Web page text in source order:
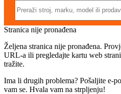
Stranica nije pronađena
Željena stranica nije pronađena.
URL-a ili pregledajte kartu web
tražite.
Ima li drugih problema? Pošaljite e-
vam se. Hvala vam na strpljenju!